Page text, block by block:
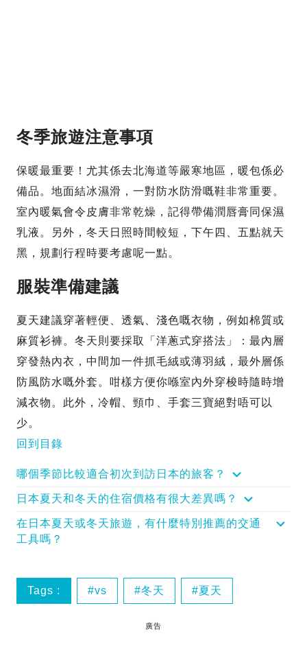
冬季旅遊注意事項
保暖最重要！尤其係去北海道等嚴寒地區，暖包係必
備品。地面結冰濕滑，一對防水防滑嘅鞋非常重要。
室內暖氣會令皮膚非常乾燥，記得帶備潤唇膏同保濕
乳液。另外，冬天日照時間較短，下午四、五點就天
黑，規劃行程時要考慮呢一點。
服裝準備建議
夏天建議穿著輕便、透氣、淺色嘅衣物，例如棉質或
麻質衫褲。冬天則要採取「洋蔥式穿搭法」：最內層
穿發熱內衣，中間加一件抓毛絨或薄羽絨，最外層係
防風防水嘅外套。咁樣方便你喺室內外穿梭時隨時增
減衣物。此外，冷帽、頸巾、手套三寶絕對唔可以
少。
回到目錄
哪個季節比較適合初次到訪日本的旅客？
日本夏天和冬天的住宿價格有很大差異嗎？
在日本夏天或冬天旅遊，有什麼特別推薦的交通
工具嗎？
Tags : vs 冬天 夏天
廣告